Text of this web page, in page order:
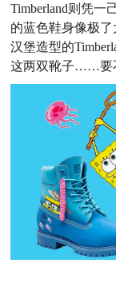
Timberland则凭一
的蓝色鞋身像极
汉堡造型的
这两双靴子……要